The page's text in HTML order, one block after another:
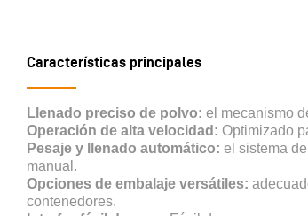
Características principales
Llenado preciso de polvo: el mecanismo
Operación de alta velocidad: Optimizado
Pesaje y llenado automático: el sistema
manual.
Opciones de embalaje versátiles:
contenedores.